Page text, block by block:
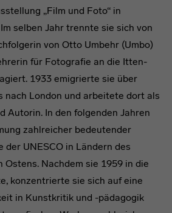
„Film und Foto“ in
selben Jahr trennte sie sich von
von Otto Umbehr (Umbo)
für Fotografie an die Itten-
1933 emigrierte sie über
nach London und arbeitete dort als
Autorin. In den folgenden Jahren
zahlreicher bedeutender
der UNESCO in Ländern des
Nachdem sie 1959 in die
konzentrierte sie sich auf eine
in Kunstkritik und -pädagogik